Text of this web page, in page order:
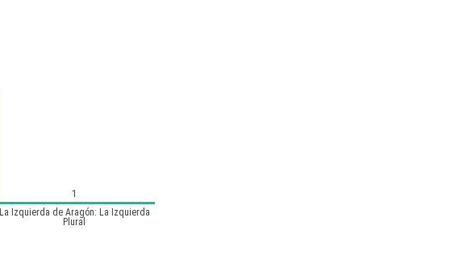
La Izquierda de Aragón: La Izquierda
Plural
1